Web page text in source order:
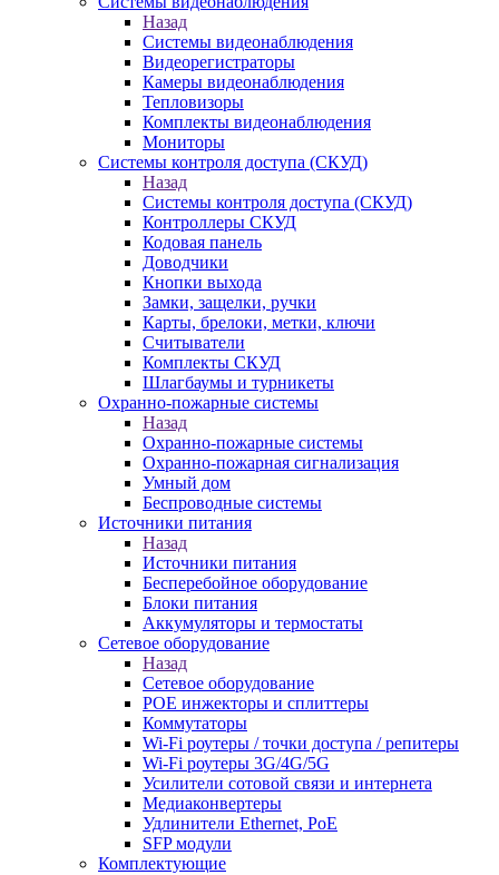
Назад
Системы видеонаблюдения
Видеорегистраторы
Камеры видеонаблюдения
Тепловизоры
Комплекты видеонаблюдения
Мониторы
Системы контроля доступа (СКУД)
Назад
Системы контроля доступа (СКУД)
Контроллеры СКУД
Кодовая панель
Доводчики
Кнопки выхода
Замки, защелки, ручки
Карты, брелоки, метки, ключи
Считыватели
Комплекты СКУД
Шлагбаумы и турникеты
Охранно-пожарные системы
Назад
Охранно-пожарные системы
Охранно-пожарная сигнализация
Умный дом
Беспроводные системы
Источники питания
Назад
Источники питания
Бесперебойное оборудование
Блоки питания
Аккумуляторы и термостаты
Сетевое оборудование
Назад
Сетевое оборудование
POE инжекторы и сплиттеры
Коммутаторы
Wi-Fi роутеры / точки доступа / репитеры
Wi-Fi роутеры 3G/4G/5G
Усилители сотовой связи и интернета
Медиаконвертеры
Удлинители Ethernet, PoE
SFP модули
Комплектующие